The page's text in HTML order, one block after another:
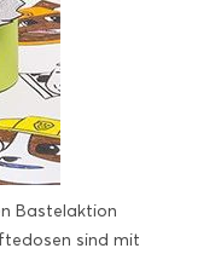
Bastelaktion
sind mit